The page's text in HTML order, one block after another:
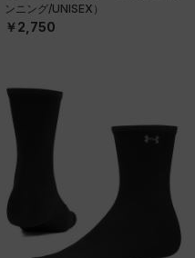
ンニング/UNISEX）
￥2,750